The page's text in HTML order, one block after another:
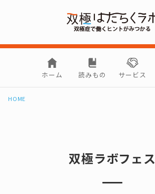
ホーム 読みもの サービス
HOME
双極ラボフェス